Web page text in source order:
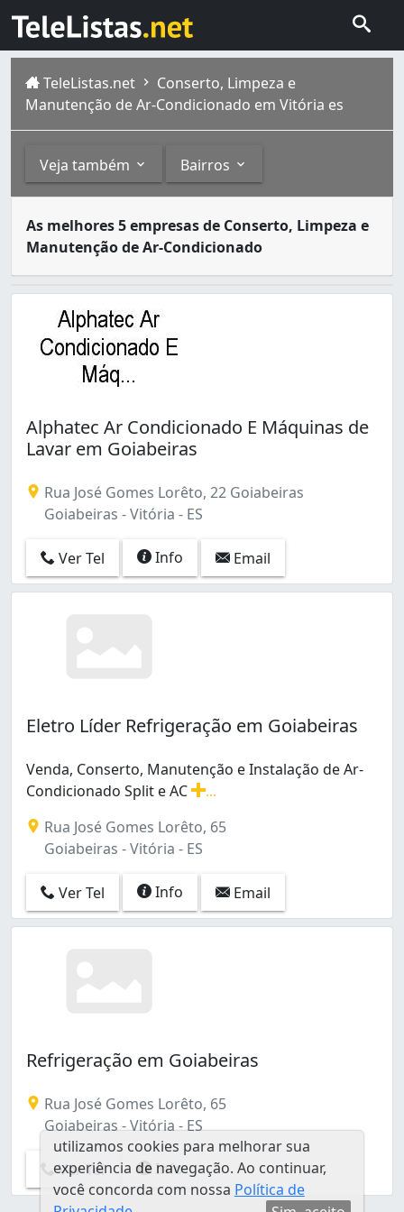
TeleListas.net
Conserto, Limpeza e
Manutenção de Ar-Condicionado em Vitória es
Veja também Bairros
Ar-Condicionado (4)
Produtos, Equipamentos e Conserto para
Antônio Honório (1)
Caratoíra (2)
Centro (5)
Comdusa (1)
Consolação (1)
Enseada do Suá (2)
Forte São João (2)
Fradinhos (1)
Ilha de Santa Maria (2)
Ilha do Boi (1)
Jardim Camburi (8)
Jardim da Penha (3)
República (1)
Romão (1)
Santa Lúcia (1)
Santa Tereza (1)
Santo Antônio (2)
Santos Dumont (2)
São José (1)
Vila Rubim (1)
As melhores 5 empresas de Conserto, Limpeza e
Manutenção de Ar-Condicionado
Vitória é um município do estado do Espírito Santo,
Alphatec Ar Condicionado E Máquinas de
Lavar em Goiabeiras
Rua José Gomes Lorêto, 22 Goiabeiras
Goiabeiras - Vitória - ES
Ver Tel Info Email
Eletro Líder Refrigeração em Goiabeiras
Venda, Conserto, Manutenção e Instalação de Ar-
Condicionado Split e AC
Rua José Gomes Lorêto, 65
Goiabeiras - Vitória - ES
Ver Tel Info Email
Refrigeração em Goiabeiras
Rua José Gomes Lorêto, 65
Goiabeiras - Vitória - ES
Ver Tel Info
utilizamos cookies para melhorar sua
experiência de navegação. Ao continuar,
você concorda com nossa Política de